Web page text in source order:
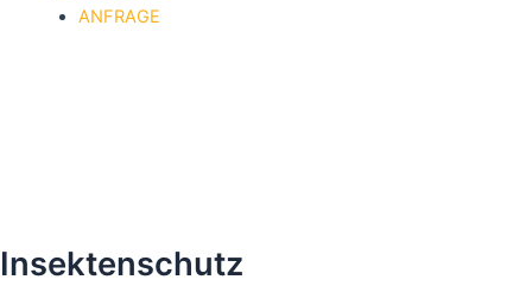
ANFRAGE
Insektenschutz